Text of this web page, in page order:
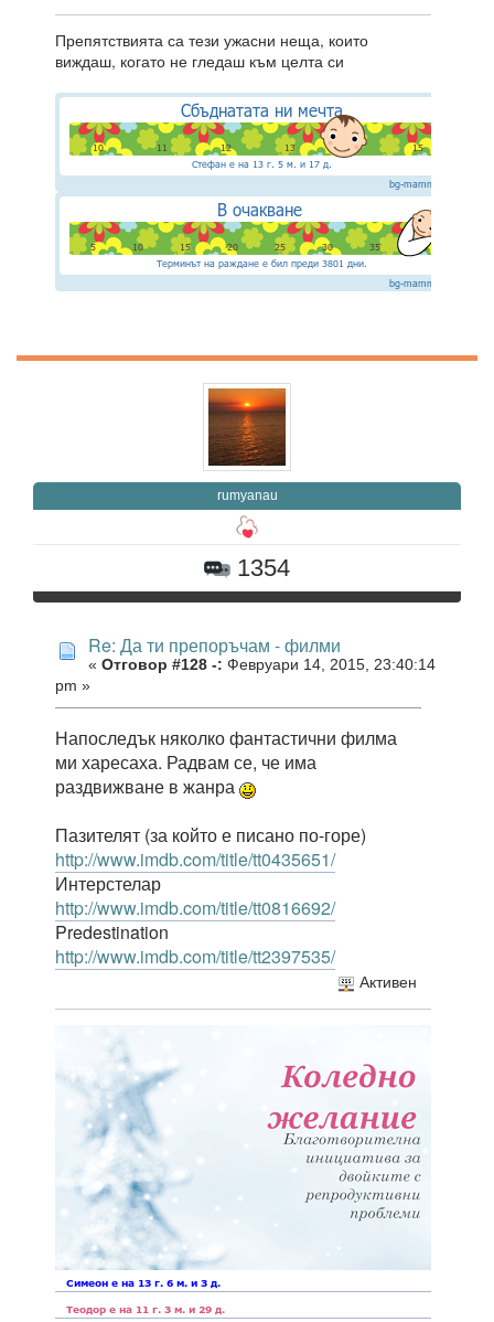
Препятствията са тези ужасни неща, които
виждаш, когато не гледаш към целта си
rumyanau
1354
Re: Да ти препоръчам - филми
« Отговор #128 -: Февруари 14, 2015, 23:40:14
pm »
Напоследък няколко фантастични филма
ми харесаха. Радвам се, че има
раздвижване в жанра
Пазителят (за който е писано по-горе)
http://www.imdb.com/title/tt0435651/
Интерстелар
http://www.imdb.com/title/tt0816692/
Predestination
http://www.imdb.com/title/tt2397535/
Активен